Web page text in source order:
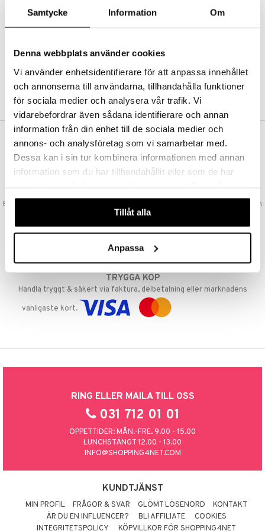
Samtycke Information Om
Denna webbplats använder cookies
Vi använder enhetsidentifierare för att anpassa innehållet
och annonserna till användarna, tillhandahålla funktioner
för sociala medier och analysera vår trafik. Vi
vidarebefordrar även sådana identifierare och annan
information från din enhet till de sociala medier och
annons- och analysföretag som vi samarbetar med.
Dessa kan i sin tur kombinera informationen med annan
information som du har tillhandahållit eller som de har
våra cookies vid fortsatt användande av vår webbplats.
Tillåt alla
Anpassa
Abonnemang
Bevaka produkter
Recensera produkter
SKAPA KUND
VAD KOSTAR FRAKTEN?
Vi erbjuder fri frakt från 350 kr. Vår gräns för fraktfri leverans bestäms
utifån vilken avdelning du handlar från. Läs mer här »
Beställningar lagda före 14:00 (gäller varor i lager) skickas normalt ut från
oss samma dag.
GODKÄND AV LÄKEMEDELSVERKET
EU-logotypen är symbolen som visar att vi är godkända av
TRYGGA KÖP
Handla tryggt & säkert via faktura, delbetalning eller marknadens
vanligaste kort.
RING ELLER MAILA TILL OSS
031 712 01 01
ÖPPETTIDER: MÅN.-FRE. 9.00 - 15.00
LUNCHSTÄNGT 12.00 - 13.00
INFO@SHOPPING4NET.COM
KUNDTJÄNST
MIN PROFIL FRÅGOR & SVAR GLÖMT LÖSENORD
KONTAKT
ÄR DU EN INFLUENCER?
BLI AFFILIATE
COOKIES
INTEGRITETSPOLICY
KÖPVILLKOR FÖR SHOPPING4NET